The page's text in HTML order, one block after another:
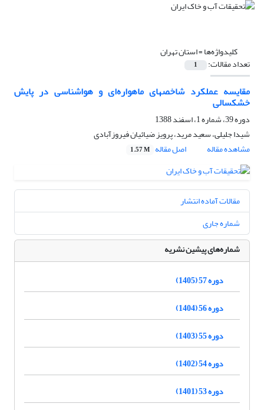
کلیدواژه‌ها =‌استان تهران
تعداد مقالات: 1
مقایسه عملکرد شاخصهای ماهواره‌ای و هواشناسی در پایش
خشکسالی
دوره 39، شماره 1، اسفند 1388
شیدا جلیلی، سعید مرید، پرویز ضیائیان فیروزآبادی
مشاهده مقاله
اصل مقاله 1.57 M
مقالات آماده انتشار
شماره جاری
شماره‌های پیشین نشریه
دوره 57 (1405)
دوره 56 (1404)
دوره 55 (1403)
دوره 54 (1402)
دوره 53 (1401)